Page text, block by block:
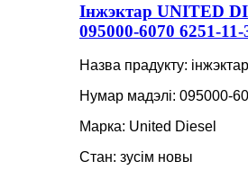
Інжэктар UNITED
095000-6070 6251-11-
Назва прадукту:
Нумар мадэлі: 095000-
Марка: United Diesel
Стан: зусім новы